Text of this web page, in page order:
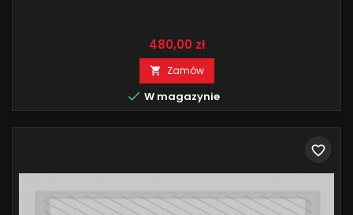
Cena
480,00 zł
 Zamów
 W magazynie
favorite_border